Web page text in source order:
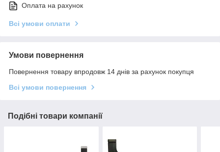
Оплата на рахунок
Всі умови оплати
Умови повернення
Повернення товару впродовж 14 днів за рахунок покупця
Всі умови повернення
Подібні товари компанії